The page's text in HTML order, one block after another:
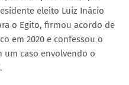
eleito Luiz Inácio
o Egito, firmou acordo de
em 2020 e confessou o
um caso envolvendo o